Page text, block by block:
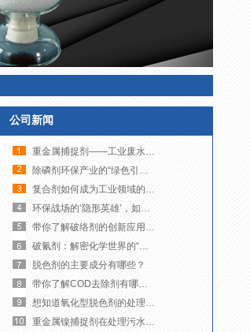
公司新闻
重金属捕捉剂——工业废水治理的“精准狙击手”
除磷剂环保产业的“绿色引擎”，如何助力可持续发展？
复合剂如何成为工业领域的多面手？
环保战场的‘隐形英雄’，如何让污水变清流？
带你了解破络剂的创新应用与未来发展趋势
破氰剂：解密化学世界的“解毒大师”
脱色剂的主要成分有哪些？
带你了解COD去除剂有哪些品牌
想知道氧化型脱色剂的处理成本到底高不高吗？来看这里吧！
重金属镍捕捉剂在处理污水镍超标方面发挥着至关重要的作用